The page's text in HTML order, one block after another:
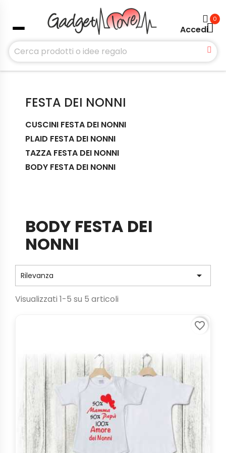
Accedi
0
FESTA DEI NONNI
CUSCINI FESTA DEI NONNI
PLAID FESTA DEI NONNI
TAZZA FESTA DEI NONNI
BODY FESTA DEI NONNI
BODY FESTA DEI
NONNI
Rilevanza 
Visualizzati 1-5 su 5 articoli
favorite_border